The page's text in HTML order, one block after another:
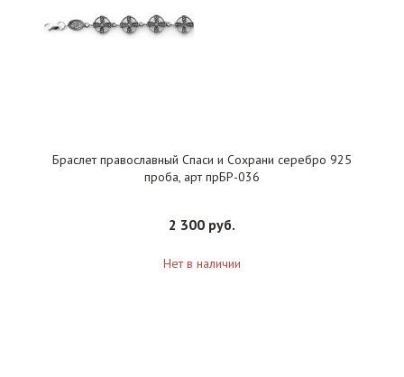
Браслет православный Спаси и Сохрани серебро 925
проба, арт прБР-036
2 300 руб.
Нет в наличии